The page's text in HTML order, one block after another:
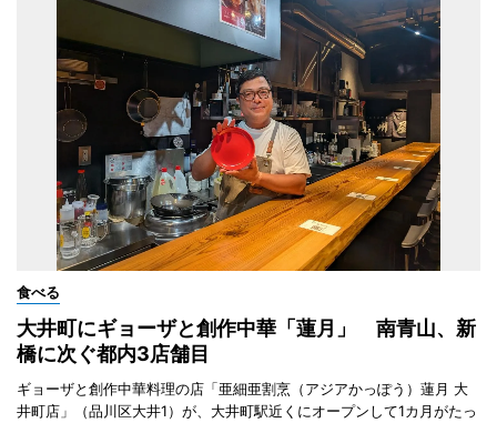
食べる
大井町にギョーザと創作中華「蓮月」 南青山、新
橋に次ぐ都内3店舗目
ギョーザと創作中華料理の店「亜細亜割烹（アジアかっぽう）蓮月 大
井町店」（品川区大井1）が、大井町駅近くにオープンして1カ月がたっ